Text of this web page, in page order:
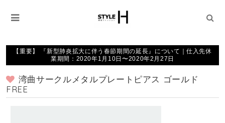
【重要】 『新型肺炎拡大に伴う春節期間の延長』について｜仕入先休
業期間：2020年1月10日〜2020年2月27日
湾曲サークルメタルプレートピアス ゴールド
FREE